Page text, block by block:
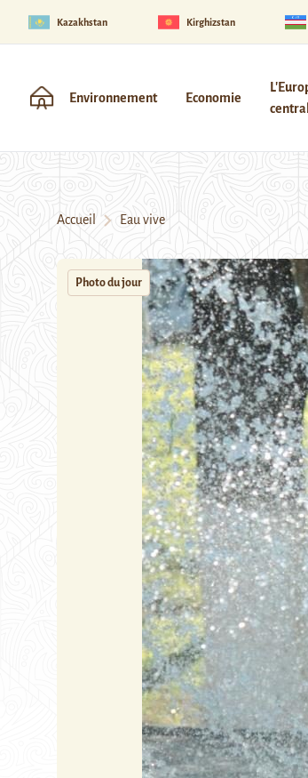
Kazakhstan Kirghizstan
Environnement Economie
Accueil Eau vive
Photo du jour